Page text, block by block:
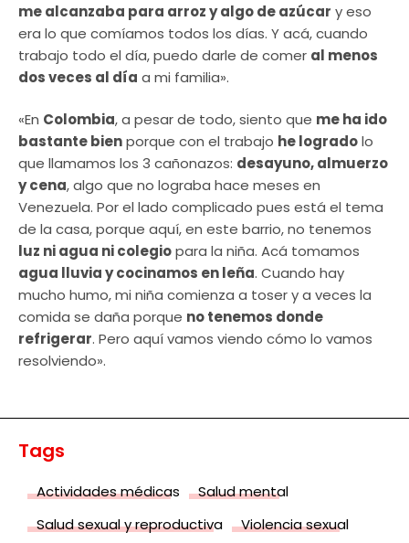
me alcanzaba para arroz y algo de azúcar y eso
era lo que comíamos todos los días. Y acá, cuando
trabajo todo el día, puedo darle de comer al menos
dos veces al día a mi familia».
«En Colombia, a pesar de todo, siento que me ha ido
bastante bienporque con el trabajo he logradolo
que llamamos los 3 cañonazos: desayuno, almuerzo
y cena, algo que no lograba hace meses en
Venezuela. Por el lado complicado pues está el tema
de la casa, porque aquí, en este barrio, no tenemos
luz ni agua ni colegiopara la niña. Acá tomamos
agua lluvia y cocinamos en leña. Cuando hay
mucho humo, mi niña comienza a toser y a veces la
comida se daña porque no tenemos donde
refrigerar. Pero aquí vamos viendo cómo lo vamos
resolviendo».
Tags
Actividades médicas
Salud mental
Salud sexual y reproductiva
Violencia sexual